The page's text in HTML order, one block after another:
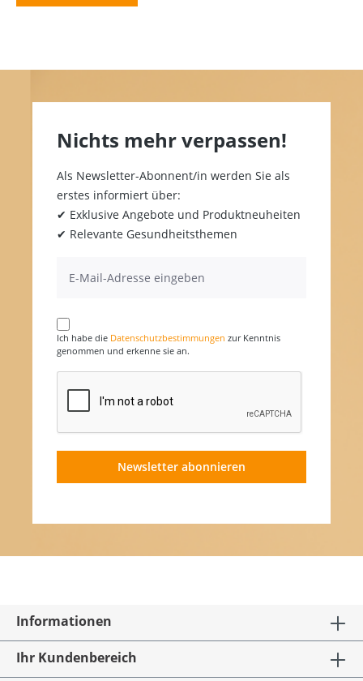
Nichts mehr verpassen!
Als Newsletter-Abonnent/in werden Sie als
erstes informiert über:
✔ Exklusive Angebote und Produktneuheiten
✔ Relevante Gesundheitsthemen
Ich habe die Datenschutzbestimmungen zur Kenntnis
genommen und erkenne sie an.
Newsletter abonnieren
Informationen
Ihr Kundenbereich